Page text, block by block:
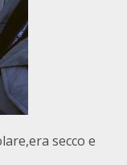
secco e